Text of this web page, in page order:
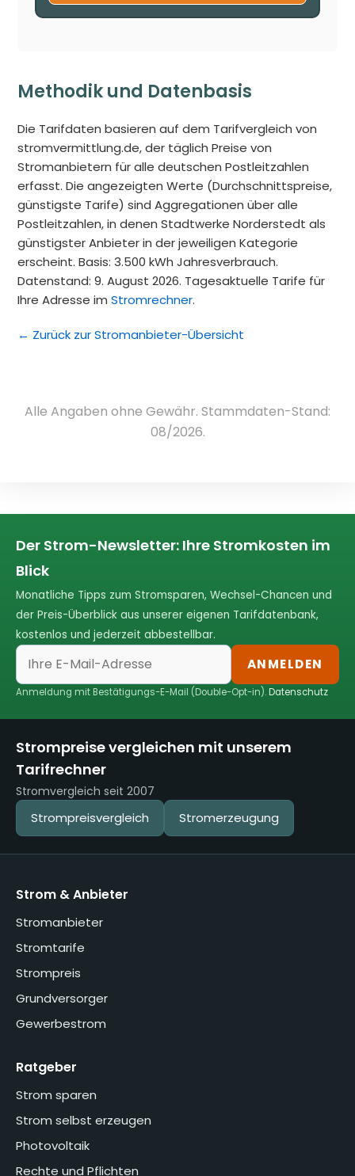
Methodik und Datenbasis
Die Tarifdaten basieren auf dem Tarifvergleich von
stromvermittlung.de, der täglich Preise von
Stromanbietern für alle deutschen Postleitzahlen
erfasst. Die angezeigten Werte (Durchschnittspreise,
günstigste Tarife) sind Aggregationen über alle
Postleitzahlen, in denen Stadtwerke Norderstedt als
günstigster Anbieter in der jeweiligen Kategorie
erscheint. Basis: 3.500 kWh Jahresverbrauch.
Datenstand: 9. August 2026. Tagesaktuelle Tarife für
Ihre Adresse imStromrechner.
← Zurück zur Stromanbieter-Übersicht
Alle Angaben ohne Gewähr. Stammdaten-Stand:
08/2026.
Der Strom-Newsletter: Ihre Stromkosten im
Blick
Monatliche Tipps zum Stromsparen, Wechsel-Chancen und
der Preis-Überblick aus unserer eigenen Tarifdatenbank,
kostenlos und jederzeit abbestellbar.
ANMELDEN
Anmeldung mit Bestätigungs-E-Mail (Double-Opt-in).Datenschutz
Strompreise vergleichen mit unserem
Tarifrechner
Stromvergleich seit 2007
Strompreisvergleich Stromerzeugung
Strom & Anbieter
Stromanbieter
Stromtarife
Strompreis
Grundversorger
Gewerbestrom
Ratgeber
Strom sparen
Strom selbst erzeugen
Photovoltaik
Rechte und Pflichten